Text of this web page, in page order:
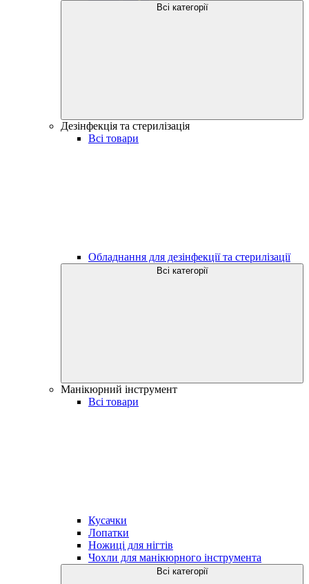
Всі категорії
Дезінфекція та стерилізація
Всі товари
Обладнання для дезінфекції та стерилізації
Всі категорії
Манікюрний інструмент
Всі товари
Кусачки
Лопатки
Ножиці для нігтів
Чохли для манікюрного інструмента
Всі категорії